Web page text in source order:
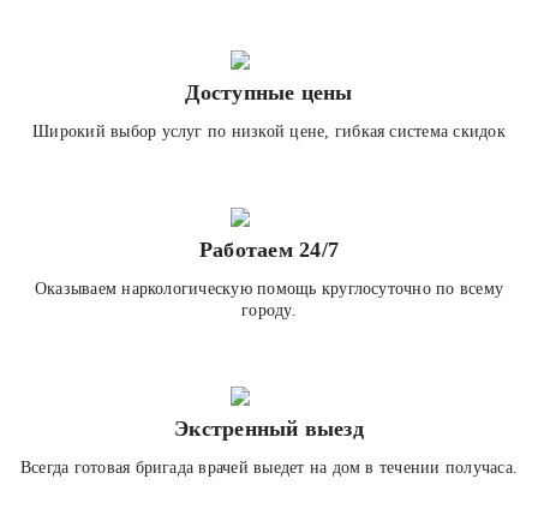
Доступные цены
Широкий выбор услуг по низкой цене, гибкая система скидок
Работаем 24/7
Оказываем наркологическую помощь круглосуточно по всему
городу.
Экстренный выезд
Всегда готовая бригада врачей выедет на дом в течении получаса.